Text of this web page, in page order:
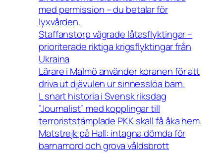
med permission – du betalar för
lyxvården.
Staffanstorp vägrade låtasflyktingar –
prioriterade riktiga krigsflyktingar från
Ukraina
Lärare i Malmö använder koranen för att
driva ut djävulen ur sinnesslöa barn.
L snart historia i Svensk riksdag
”Journalist” med kopplingar till
terroriststämplade PKK skall få åka hem.
Matstrejk på Hall: intagna dömda för
barnamord och grova våldsbrott